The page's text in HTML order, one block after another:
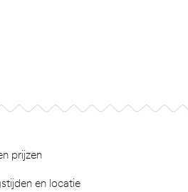
prijzen
en locatie